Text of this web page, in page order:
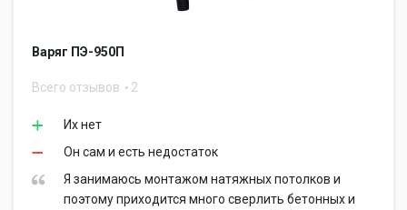
Варяг ПЭ-950П
Всего отзывов 2
Их нет
Он сам и есть недостаток
Я занимаюсь монтажом натяжных потолков и
поэтому приходится много сверлить бетонных и